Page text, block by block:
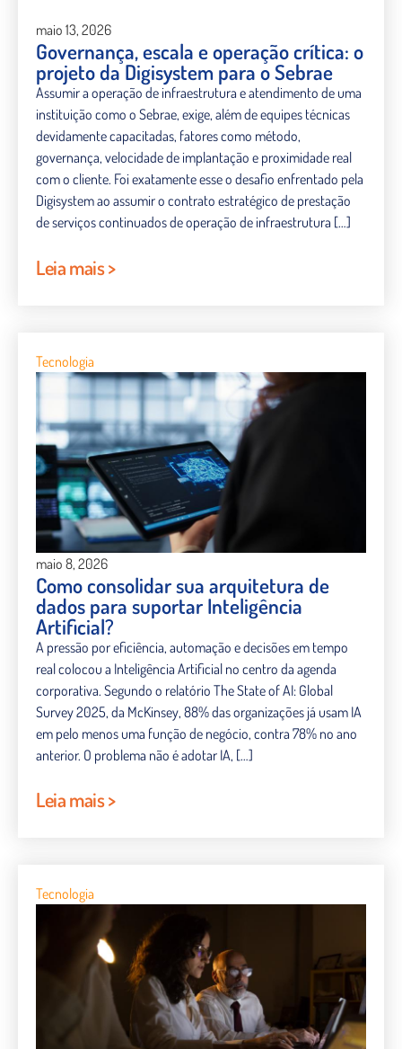
maio 13, 2026
Governança, escala e operação crítica: o
projeto da Digisystem para o Sebrae
Assumir a operação de infraestrutura e atendimento de uma
instituição como o Sebrae, exige, além de equipes técnicas
devidamente capacitadas, fatores como método,
governança, velocidade de implantação e proximidade real
com o cliente. Foi exatamente esse o desafio enfrentado pela
Digisystem ao assumir o contrato estratégico de prestação
de serviços continuados de operação de infraestrutura […]
Leia mais >
Tecnologia
maio 8, 2026
Como consolidar sua arquitetura de
dados para suportar Inteligência
Artificial?
A pressão por eficiência, automação e decisões em tempo
real colocou a Inteligência Artificial no centro da agenda
corporativa. Segundo o relatório The State of AI: Global
Survey 2025, da McKinsey, 88% das organizações já usam IA
em pelo menos uma função de negócio, contra 78% no ano
anterior. O problema não é adotar IA, […]
Leia mais >
Tecnologia